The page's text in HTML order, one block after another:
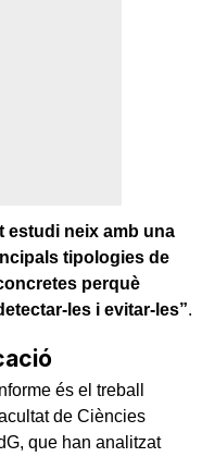
estudi neix amb una
tipologies de
perquè
les i evitar-les”.
és el treball
de Ciències
que han analitzat